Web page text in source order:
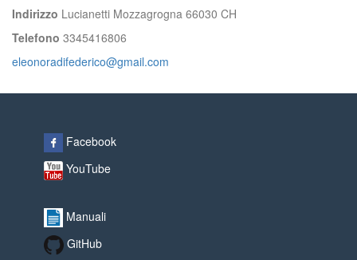
Indirizzo Lucianetti Mozzagrogna 66030 CH
Telefono 3345416806
eleonoradifederico@gmail.com
Facebook
YouTube
Manuali
GitHub